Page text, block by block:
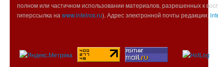
полном или частичном использовании материалов, разрешенных к
гиперссылка на www.intelros.ru). Адрес электронной почты редакции: